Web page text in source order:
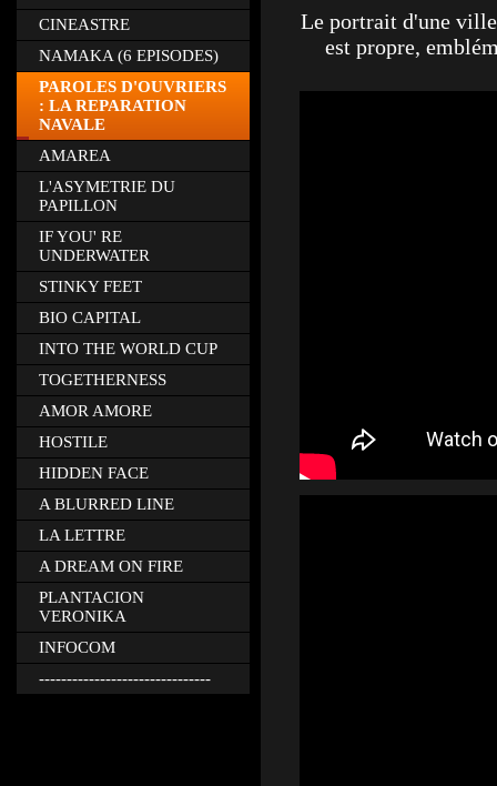
CINEASTRE
NAMAKA (6 EPISODES)
PAROLES D'OUVRIERS
: LA REPARATION
NAVALE
AMAREA
L'ASYMETRIE DU
PAPILLON
IF YOU' RE
UNDERWATER
STINKY FEET
BIO CAPITAL
INTO THE WORLD CUP
TOGETHERNESS
AMOR AMORE
HOSTILE
HIDDEN FACE
A BLURRED LINE
LA LETTRE
A DREAM ON FIRE
PLANTACION
VERONIKA
INFOCOM
-------------------------------
Le portrait d'une
est propre,